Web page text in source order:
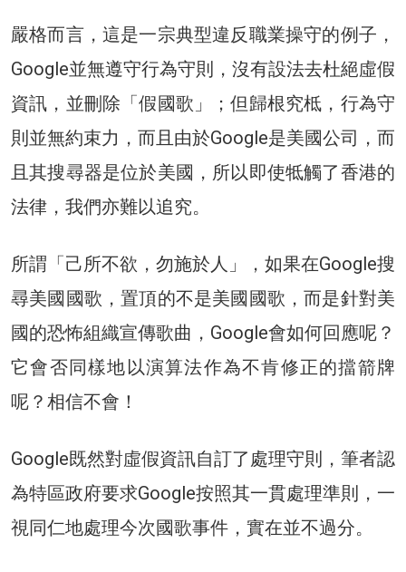
嚴格而言，這是一宗典型違反職業操守的例子，
Google並無遵守行為守則，沒有設法去杜絕虛假
資訊，並刪除「假國歌」；但歸根究柢，行為守
則並無約束力，而且由於Google是美國公司，而
且其搜尋器是位於美國，所以即使牴觸了香港的
法律，我們亦難以追究。
所謂「己所不欲，勿施於人」，如果在Google搜
尋美國國歌，置頂的不是美國國歌，而是針對美
國的恐怖組織宣傳歌曲，Google會如何回應呢？
它會否同樣地以演算法作為不肯修正的擋箭牌
呢？相信不會！
Google既然對虛假資訊自訂了處理守則，筆者認
為特區政府要求Google按照其一貫處理準則，一
視同仁地處理今次國歌事件，實在並不過分。